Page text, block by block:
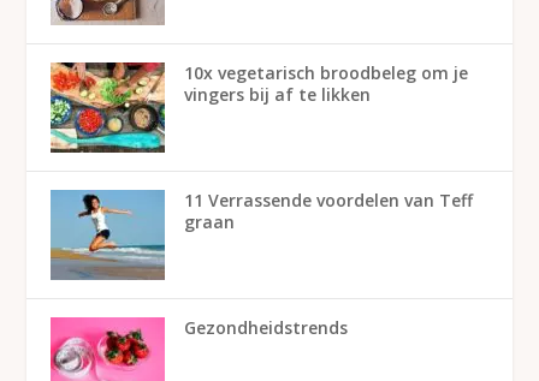
10x vegetarisch broodbeleg om je
vingers bij af te likken
11 Verrassende voordelen van Teff
graan
Gezondheidstrends